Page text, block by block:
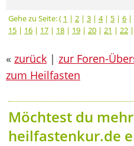
Gehe zu Seite: ( 1 | 2 | 3 | 4| 5 | 6 |
15 | 16 | 17 | 18 | 19 | 20 | 21 | 22 |
« zurück | zur Foren-
zum Heilfasten
Möchtest du
heilfastenkur.de